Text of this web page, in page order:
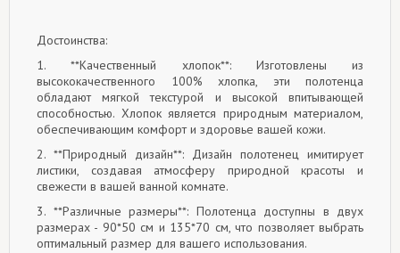
Достоинства:
1. **Качественный хлопок**: Изготовлены из
высококачественного 100% хлопка, эти полотенца
обладают мягкой текстурой и высокой впитывающей
способностью. Хлопок является природным материалом,
обеспечивающим комфорт и здоровье вашей кожи.
2. **Природный дизайн**: Дизайн полотенец имитирует
листики, создавая атмосферу природной красоты и
свежести в вашей ванной комнате.
3. **Различные размеры**: Полотенца доступны в двух
размерах - 90*50 см и 135*70 см, что позволяет выбрать
оптимальный размер для вашего использования.